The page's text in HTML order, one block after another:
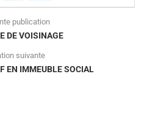
publication
DE VOISINAGE
suivante
EN IMMEUBLE SOCIAL